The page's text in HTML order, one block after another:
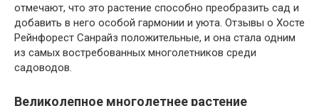
отмечают, что это растение способно преобразить сад и
добавить в него особой гармонии и уюта. Отзывы о Хосте
Рейнфорест Санрайз положительные, и она стала одним
из самых востребованных многолетников среди
садоводов.
Великолепное многолетнее растение